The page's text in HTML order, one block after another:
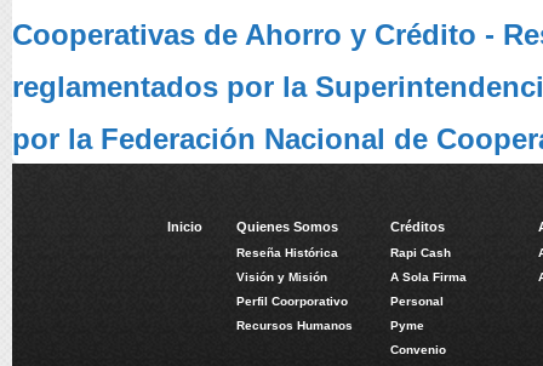
Cooperativas de Ahorro y Crédito -
reglamentados por la
por la Federación Nacional de
Inicio Quienes Somos Créditos
Reseña Histórica
Visión y Misión
Perfil Coorporativo
Recursos Humanos
Rapi Cash
A Sola Firma
Personal
Pyme
Convenio